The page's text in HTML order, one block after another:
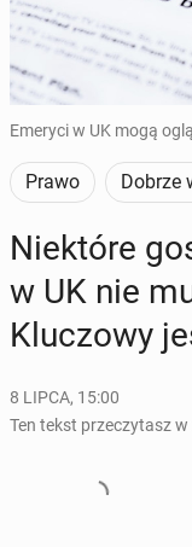
Emeryci w UK mogą
Prawo Dobrze
Nie­któ­re
w UK nie
Klu­czo­wy
8 LIPCA, 15:00
Ten tekst przeczytasz